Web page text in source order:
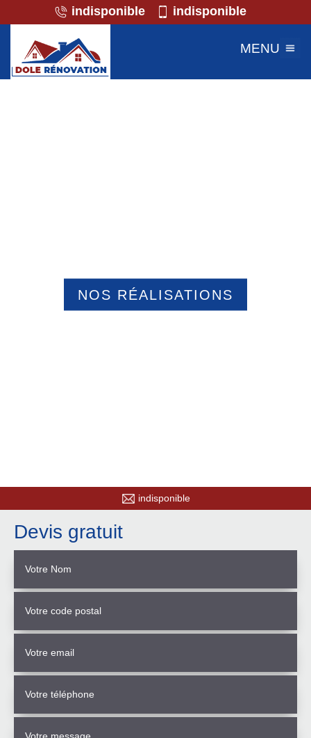
indisponible indisponible
MENU
NOS RÉALISATIONS
indisponible
Devis gratuit